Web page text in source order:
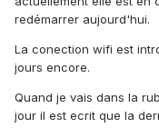
redémarrer aujourd'hui.
La conection wifi est
jours encore.
Quand je vais dans la
jour il est ecrit que la